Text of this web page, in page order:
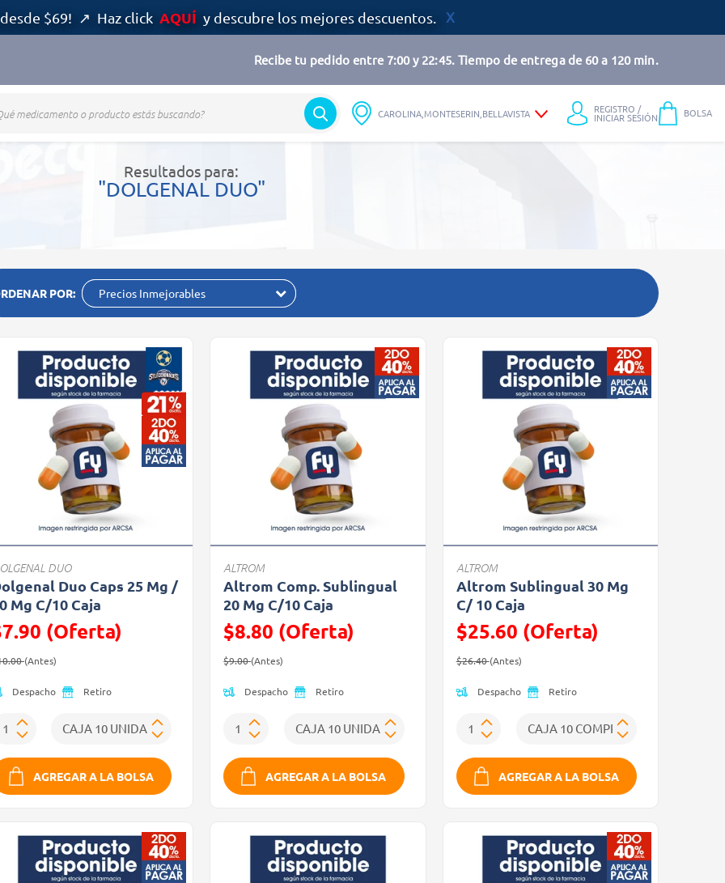
$69! ↗ Haz click AQUÍ y descubre los mejores descuentos.
Recibe tu pedido entre 7:00 y 22:45. Tiempo de entrega de 60 a 120 min.
CAROLINA,MONTESERIN,BELLAVISTA REGISTRO /
INICIAR SESIÓN BOLSA
Resultados para:
"DOLGENAL DUO"
POR: Precios Inmejorables
DUO
Duo Caps 25 Mg /
Mg C/10 Caja
(Oferta)
reducido de
(Antes)
Despacho Retiro
AGREGAR A LA BOLSA
ALTROM
Altrom Comp. Sublingual
20 Mg C/10 Caja
$8.80 (Oferta)
Precio reducido de
$9.00(Antes)
Despacho Retiro
AGREGAR A LA BOLSA
ALTROM
Altrom Sublingual 30 Mg
C/ 10 Caja
$25.60 (Oferta)
Precio reducido de
$26.40(Antes)(Oferta)
Despacho Retiro
AGREGAR A LA BOLSA